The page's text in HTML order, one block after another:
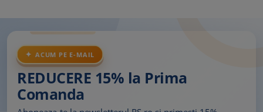
ACUM PE E-MAIL
REDUCERE 15% la Prima
Comanda